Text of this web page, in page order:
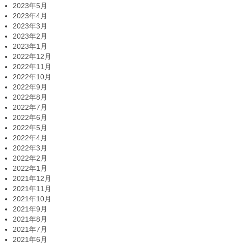
2023年5月
2023年4月
2023年3月
2023年2月
2023年1月
2022年12月
2022年11月
2022年10月
2022年9月
2022年8月
2022年7月
2022年6月
2022年5月
2022年4月
2022年3月
2022年2月
2022年1月
2021年12月
2021年11月
2021年10月
2021年9月
2021年8月
2021年7月
2021年6月